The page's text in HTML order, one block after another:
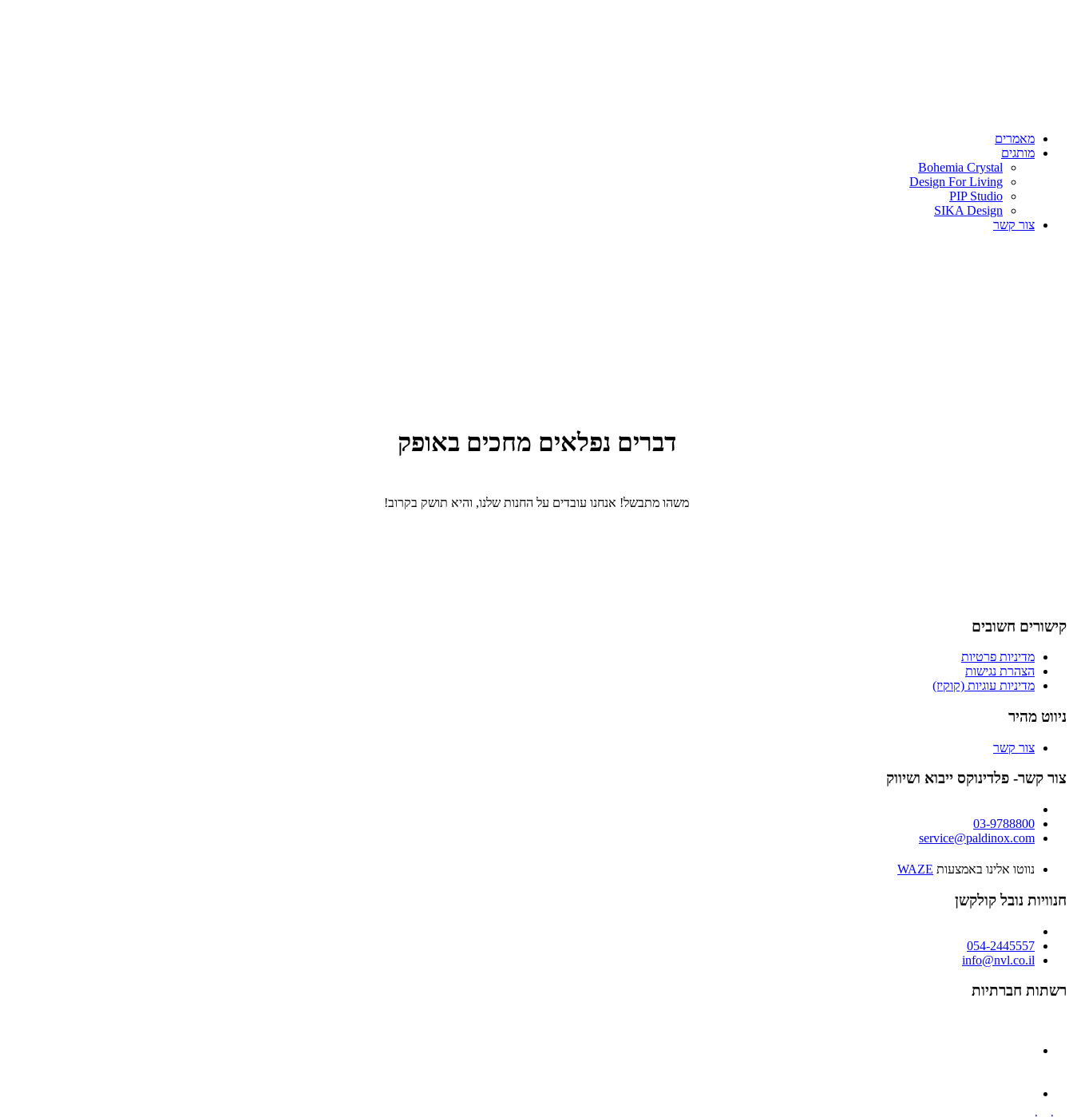
מאמרים
מותגים
Bohemia Crystal
Design For Living
PIP Studio
SIKA Design
צור קשר
דברים נפלאים מחכים באופק
משהו מתבשל! אנחנו עובדים על החנות שלנו, והיא תושק בקרוב!
קישורים חשובים
מדיניות פרטיות
הצהרת נגישות
מדיניות עוגיות (קוקיז)
ניווט מהיר
צור קשר
צור קשר- פלדינוקס ייבוא ושיווק
03-9788800
service@paldinox.com
נווטו אלינו באמצעות WAZE
חנוויות נובל קולקשן
054-2445557
info@nvl.co.il
רשתות חברתיות